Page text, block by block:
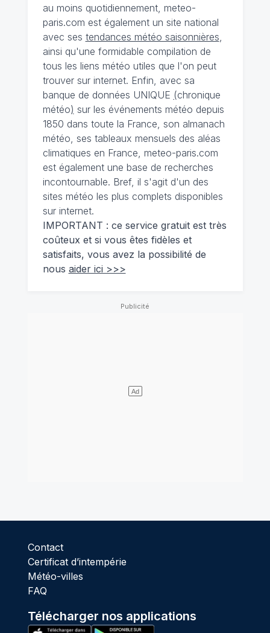
au moins quotidiennement, meteo-
paris.com est également un site national
avec ses tendances météo saisonnières
ainsi qu'une formidable compilation de
tous les liens météo utiles que l'on peut
trouver sur internet. Enfin, avec sa
banque de données UNIQUE (chronique
météo) sur les événements météo depuis
1850 dans toute la France, son almanach
météo, ses tableaux mensuels des aléas
climatiques en France, meteo-paris.com
est également une base de recherches
incontournable. Bref, il s'agit d'un des
sites météo les plus complets disponibles
sur internet.
IMPORTANT : ce service gratuit est très
coûteux et si vous êtes fidèles et
satisfaits, vous avez la possibilité de
nous aider ici >>>
Contact
Certificat d’intempérie
Météo-villes
FAQ
Télécharger nos applications